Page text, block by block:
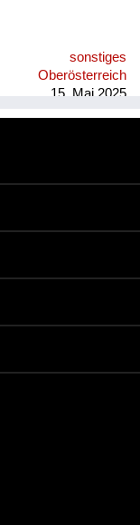
Wer soll denn
immer diesen
sonstiges
Oberösterreich
15. Mai 2025